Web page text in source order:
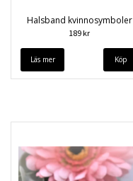
Halsband kvinnosymboler
189 kr
Läs mer